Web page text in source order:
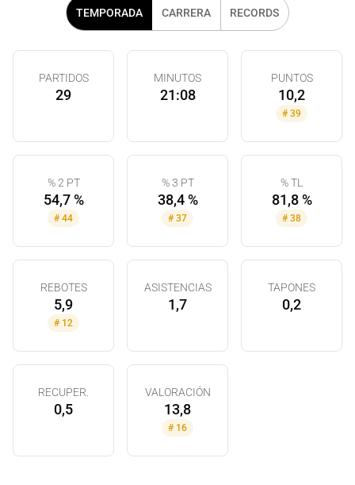
TEMPORADA CARRERA RECORDS
PARTIDOS
29
MINUTOS
21:08
PUNTOS
10,2
# 39
% 2 PT
54,7 %
# 44
% 3 PT
38,4 %
# 37
% TL
81,8 %
# 38
REBOTES
5,9
# 12
ASISTENCIAS
1,7
TAPONES
0,2
RECUPER.
0,5
VALORACIÓN
13,8
# 16